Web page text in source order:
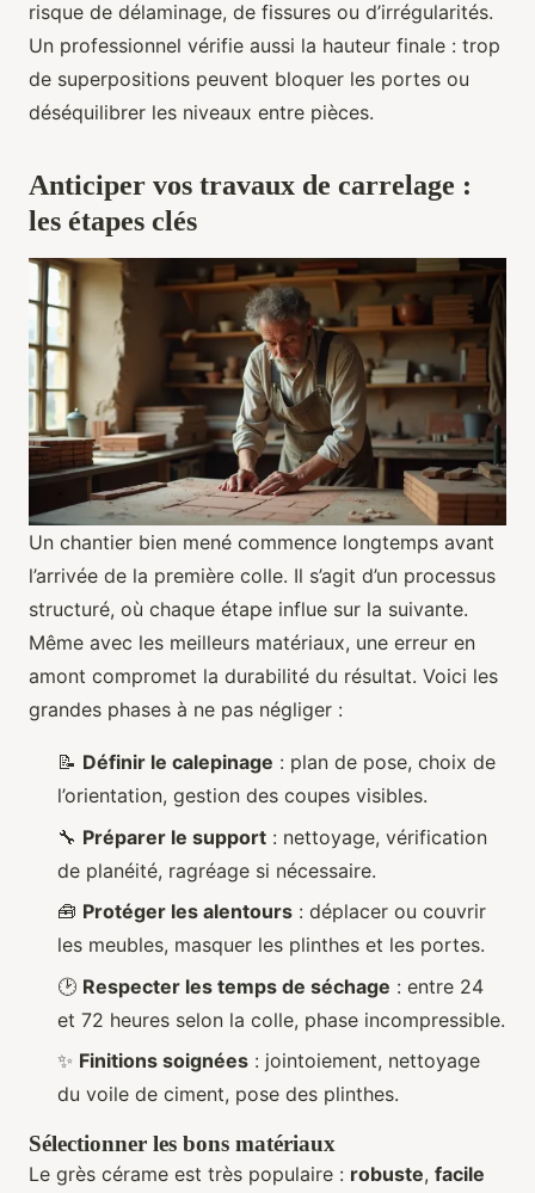
risque de délaminage, de fissures ou d’irrégularités.
Un professionnel vérifie aussi la hauteur finale : trop
de superpositions peuvent bloquer les portes ou
déséquilibrer les niveaux entre pièces.
Anticiper vos travaux de carrelage :
les étapes clés
Un chantier bien mené commence longtemps avant
l’arrivée de la première colle. Il s’agit d’un processus
structuré, où chaque étape influe sur la suivante.
Même avec les meilleurs matériaux, une erreur en
amont compromet la durabilité du résultat. Voici les
grandes phases à ne pas négliger :
📝 Définir le calepinage : plan de pose, choix de
l’orientation, gestion des coupes visibles.
🔧 Préparer le support : nettoyage, vérification
de planéité, ragréage si nécessaire.
🧰 Protéger les alentours : déplacer ou couvrir
les meubles, masquer les plinthes et les portes.
🕑 Respecter les temps de séchage : entre 24
et 72 heures selon la colle, phase incompressible.
✨ Finitions soignées : jointoiement, nettoyage
du voile de ciment, pose des plinthes.
Sélectionner les bons matériaux
Le grès cérame est très populaire : robuste, facile